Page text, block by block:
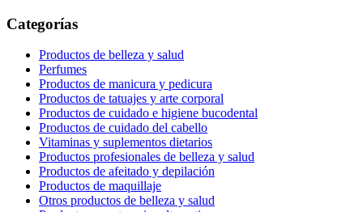
Categorías
Productos de belleza y salud
Perfumes
Productos de manicura y pedicura
Productos de tatuajes y arte corporal
Productos de cuidado e higiene bucodental
Productos de cuidado del cabello
Vitaminas y suplementos dietarios
Productos profesionales de belleza y salud
Productos de afeitado y depilación
Productos de maquillaje
Otros productos de belleza y salud